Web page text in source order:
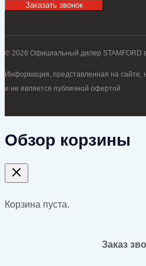
Заказать звонок
© 2026 Официальный дилер STAMFORD
Информация, представленная на сайте,
и не является публичной офертой
Обзор корзины
Корзина пуста.
Заказ